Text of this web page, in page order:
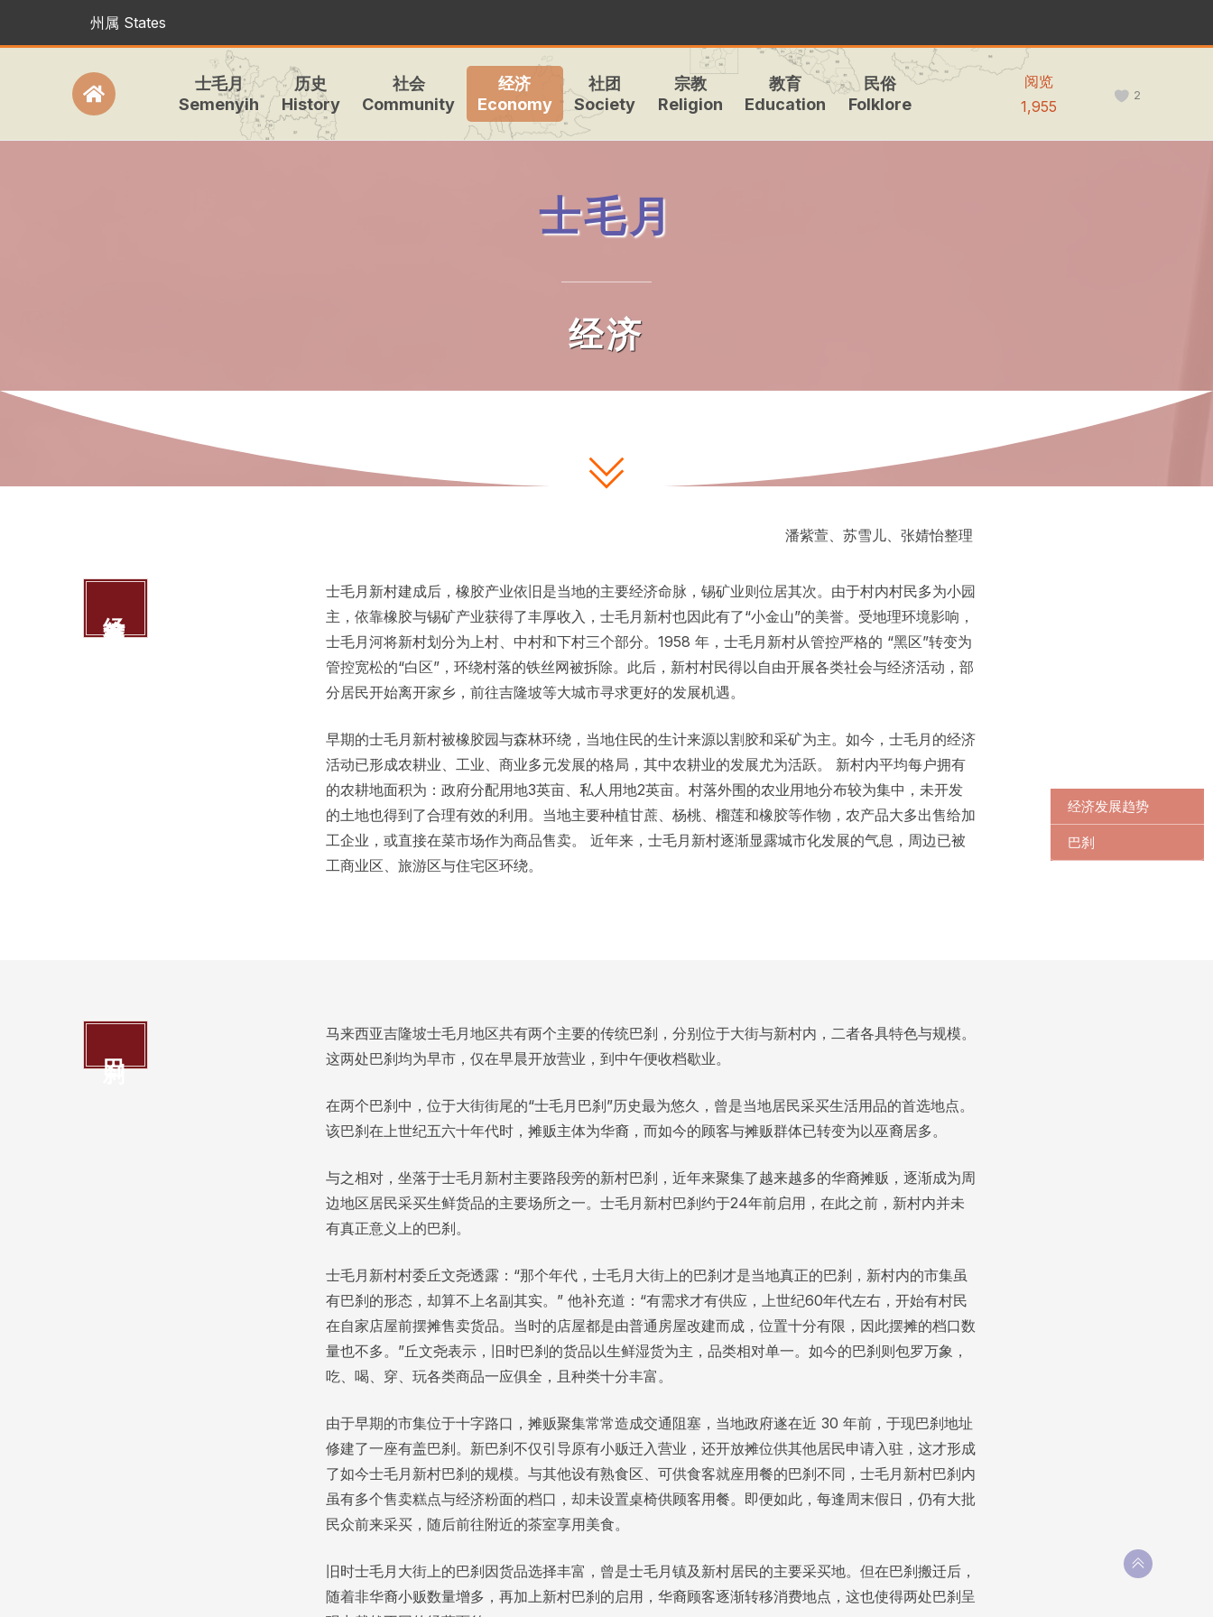
州属 States
Icon
士毛月
Semenyih
历史
History
社会
Community
经济
Economy
社团
Society
宗教
Religion
教育
Education
民俗
Folklore
阅览
1,955
2
士毛月
经济
经济发展趋势
巴刹
潘紫萱、苏雪儿、张婧怡整理
士毛月新村建成后，橡胶产业依旧是当地的主要经济命脉，锡矿业则位居其次。由于村内村民多为小园
主，依靠橡胶与锡矿产业获得了丰厚收入，士毛月新村也因此有了“小金山”的美誉。受地理环境影响，
士毛月河将新村划分为上村、中村和下村三个部分。1958 年，士毛月新村从管控严格的 “黑区”转变为
管控宽松的“白区”，环绕村落的铁丝网被拆除。此后，新村村民得以自由开展各类社会与经济活动，部
分居民开始离开家乡，前往吉隆坡等大城市寻求更好的发展机遇。
早期的士毛月新村被橡胶园与森林环绕，当地住民的生计来源以割胶和采矿为主。如今，士毛月的经济
活动已形成农耕业、工业、商业多元发展的格局，其中农耕业的发展尤为活跃。 新村内平均每户拥有
的农耕地面积为：政府分配用地3英亩、私人用地2英亩。村落外围的农业用地分布较为集中，未开发
的土地也得到了合理有效的利用。当地主要种植甘蔗、杨桃、榴莲和橡胶等作物，农产品大多出售给加
工企业，或直接在菜市场作为商品售卖。 近年来，士毛月新村逐渐显露城市化发展的气息，周边已被
工商业区、旅游区与住宅区环绕。
马来西亚吉隆坡士毛月地区共有两个主要的传统巴刹，分别位于大街与新村内，二者各具特色与规模。
这两处巴刹均为早市，仅在早晨开放营业，到中午便收档歇业。
在两个巴刹中，位于大街街尾的“士毛月巴刹”历史最为悠久，曾是当地居民采买生活用品的首选地点。
该巴刹在上世纪五六十年代时，摊贩主体为华裔，而如今的顾客与摊贩群体已转变为以巫裔居多。
与之相对，坐落于士毛月新村主要路段旁的新村巴刹，近年来聚集了越来越多的华裔摊贩，逐渐成为周
边地区居民采买生鲜货品的主要场所之一。士毛月新村巴刹约于24年前启用，在此之前，新村内并未
有真正意义上的巴刹。
士毛月新村村委丘文尧透露：“那个年代，士毛月大街上的巴刹才是当地真正的巴刹，新村内的市集虽
有巴刹的形态，却算不上名副其实。” 他补充道：“有需求才有供应，上世纪60年代左右，开始有村民
在自家店屋前摆摊售卖货品。当时的店屋都是由普通房屋改建而成，位置十分有限，因此摆摊的档口数
量也不多。”丘文尧表示，旧时巴刹的货品以生鲜湿货为主，品类相对单一。如今的巴刹则包罗万象，
吃、喝、穿、玩各类商品一应俱全，且种类十分丰富。
由于早期的市集位于十字路口，摊贩聚集常常造成交通阻塞，当地政府遂在近 30 年前，于现巴刹地址
修建了一座有盖巴刹。新巴刹不仅引导原有小贩迁入营业，还开放摊位供其他居民申请入驻，这才形成
了如今士毛月新村巴刹的规模。与其他设有熟食区、可供食客就座用餐的巴刹不同，士毛月新村巴刹内
虽有多个售卖糕点与经济粉面的档口，却未设置桌椅供顾客用餐。即便如此，每逢周末假日，仍有大批
民众前来采买，随后前往附近的茶室享用美食。
旧时士毛月大街上的巴刹因货品选择丰富，曾是士毛月镇及新村居民的主要采买地。但在巴刹搬迁后，
随着非华裔小贩数量增多，再加上新村巴刹的启用，华裔顾客逐渐转移消费地点，这也使得两处巴刹呈